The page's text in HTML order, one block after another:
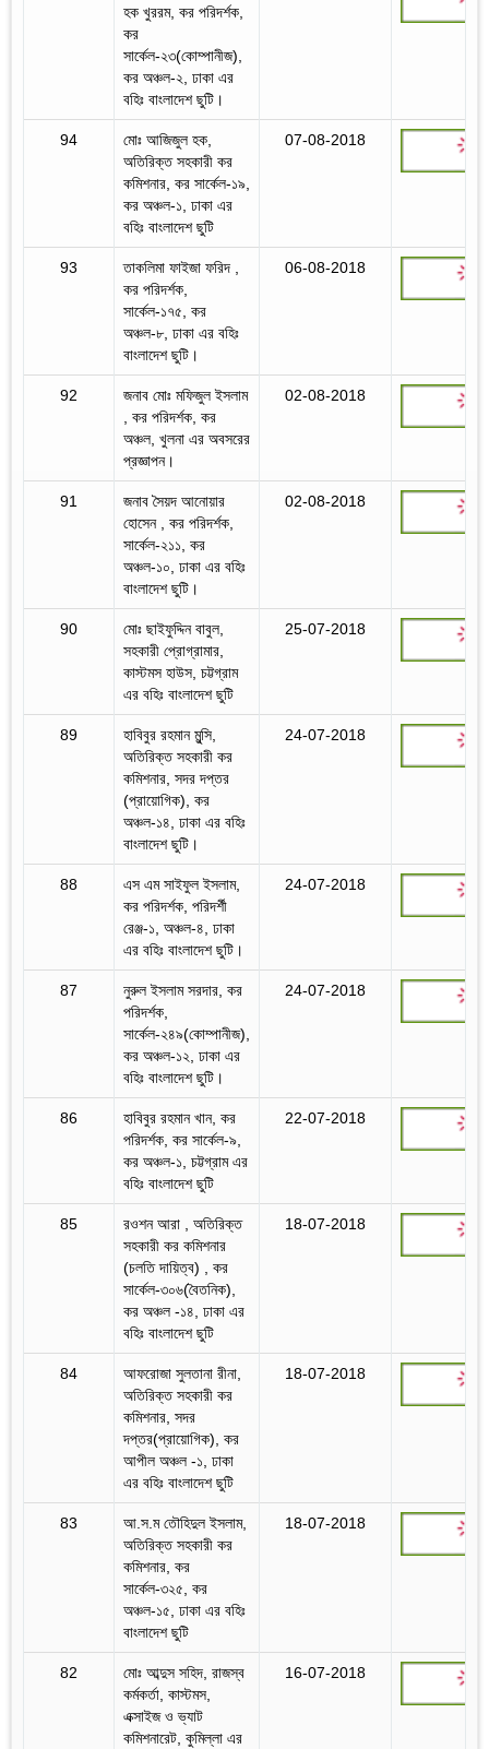
হক খুররম, কর পরিদর্শক,
কর
সার্কেল-২৩(কোম্পানীজ),
কর অঞ্চল-২, ঢাকা এর
বহিঃ বাংলাদেশ ছুটি।
94
মোঃ আজিজুল হক,
অতিরিক্ত সহকারী কর
কমিশনার, কর সার্কেল-১৯,
কর অঞ্চল-১, ঢাকা এর
বহিঃ বাংলাদেশ ছুটি
07-08-2018
93
তাকলিমা ফাইজা ফরিদ ,
কর পরিদর্শক,
সার্কেল-১৭৫, কর
অঞ্চল-৮, ঢাকা এর বহিঃ
বাংলাদেশ ছুটি।
06-08-2018
92
জনাব মোঃ মফিজুল ইসলাম
, কর পরিদর্শক, কর
অঞ্চল, খুলনা এর অবসরের
প্রজ্ঞাপন।
02-08-2018
91
জনাব সৈয়দ আনোয়ার
হোসেন , কর পরিদর্শক,
সার্কেল-২১১, কর
অঞ্চল-১০, ঢাকা এর বহিঃ
বাংলাদেশ ছুটি।
02-08-2018
90
মোঃ ছাইফুদ্দিন বাবুল,
সহকারী প্রোগ্রামার,
কাস্টমস হাউস, চট্টগ্রাম
এর বহিঃ বাংলাদেশ ছুটি
25-07-2018
89
হাবিবুর রহমান মুন্সি,
অতিরিক্ত সহকারী কর
কমিশনার, সদর দপ্তর
(প্রায়োগিক), কর
অঞ্চল-১৪, ঢাকা এর বহিঃ
বাংলাদেশ ছুটি।
24-07-2018
88
এস এম সাইফুল ইসলাম,
কর পরিদর্শক, পরিদর্শী
রেঞ্জ-১, অঞ্চল-৪, ঢাকা
এর বহিঃ বাংলাদেশ ছুটি।
24-07-2018
87
নুরুল ইসলাম সরদার, কর
পরিদর্শক,
সার্কেল-২৪৯(কোম্পানীজ),
কর অঞ্চল-১২, ঢাকা এর
বহিঃ বাংলাদেশ ছুটি।
24-07-2018
86
হাবিবুর রহমান খান, কর
পরিদর্শক, কর সার্কেল-৯,
কর অঞ্চল-১, চট্টগ্রাম এর
বহিঃ বাংলাদেশ ছুটি
22-07-2018
85
রওশন আরা , অতিরিক্ত
সহকারী কর কমিশনার
(চলতি দায়িত্ব) , কর
সার্কেল-৩০৬(বৈতনিক),
কর অঞ্চল -১৪, ঢাকা এর
বহিঃ বাংলাদেশ ছুটি
18-07-2018
84
আফরোজা সুলতানা রীনা,
অতিরিক্ত সহকারী কর
কমিশনার, সদর
দপ্তর(প্রায়োগিক), কর
আপীল অঞ্চল -১, ঢাকা
এর বহিঃ বাংলাদেশ ছুটি
18-07-2018
83
আ.স.ম তৌহিদুল ইসলাম,
অতিরিক্ত সহকারী কর
কমিশনার, কর
সার্কেল-৩২৫, কর
অঞ্চল-১৫, ঢাকা এর বহিঃ
বাংলাদেশ ছুটি
18-07-2018
82
মোঃ আব্দুস সহিদ, রাজস্ব
কর্মকর্তা, কাস্টমস,
এক্সাইজ ও ভ্যাট
কমিশনারেট, কুমিল্লা এর
16-07-2018